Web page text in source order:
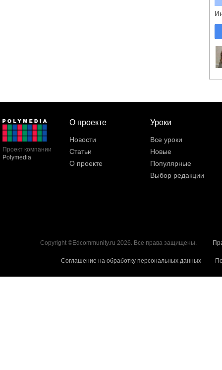
Проект компании
Polymedia
О проекте
Новости
Статьи
О проекте
Уроки
Все уроки
Новые
Популярные
Выбор редакции
Copyright ©Edcommunity.ru 2026. Все права защищены.
Соглашение на обработку персональных данных